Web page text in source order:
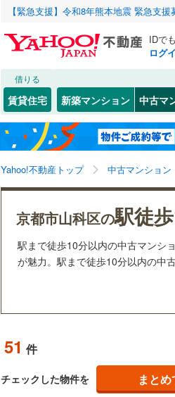
【緊急支援】令和8年熊本地震 緊急支
IDで
ログ
借りる
賃貸住宅 新築マンション 中古マ
Yahoo!不動産トップ 中古マンション
京都市山科区の駅徒
駅まで徒歩10分以内の中古マンシ
が魅力。駅まで徒歩10分以内の中
51 件
チェックした物件を まと
北海道 北海道
東北 青森
関東 東京
新潟
東海 愛知
中国 鳥取
京都市 北区(
中京区
南区(
山科区
京都府のそのほ
かの地域
福知
宇治市
久世
大宅
音羽
竹鼻
椥辻
椥辻東
東野
御陵
JR 東海
湖西線
舞鶴線
東海
京都市
私鉄・その他 近鉄京
叡山
こだわり条件 リフォ
リノ
（20）
共用設備
宅配
トラ
駐車
管理・管
配置、